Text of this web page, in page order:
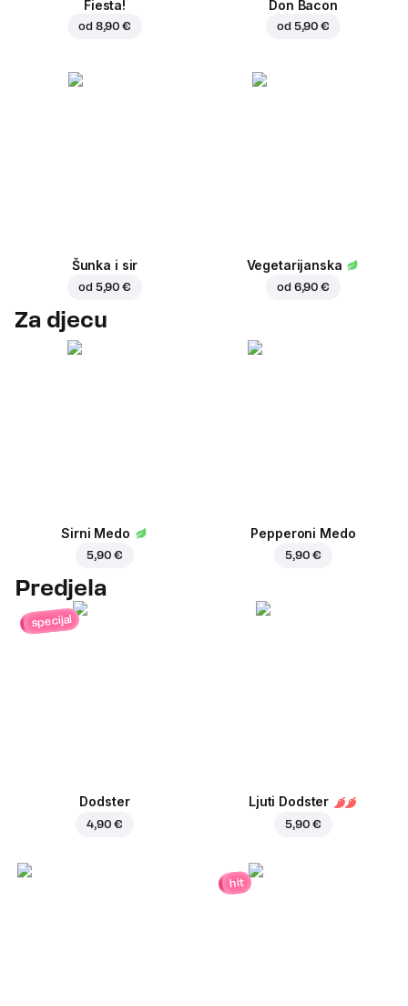
Fiesta!
od 8,90 €
Don Bacon
od 5,90 €
Šunka i sir
od 5,90 €
Vegetarijanska
od 6,90 €
Za djecu
Sirni Medo
5,90 €
Pepperoni Medo
5,90 €
Predjela
specijal
Dodster
4,90 €
Ljuti Dodster
5,90 €
hit